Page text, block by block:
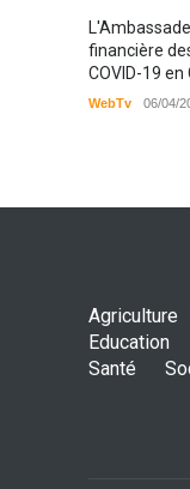
financière
COVID-19 en
WebTv 06/04/
Agriculture
Education
Santé